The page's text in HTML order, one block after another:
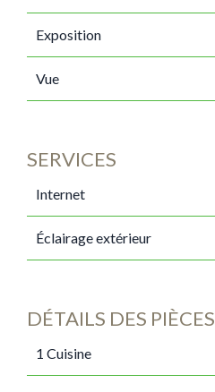
Exposition
Vue
SERVICES
Internet
Éclairage extérieur
DÉTAILS DES PIÈCES
1 Cuisine